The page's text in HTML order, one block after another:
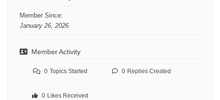
Member Since:
January 26, 2026
Member Activity
0 Topics Started 0 Replies Created
0 Likes Received